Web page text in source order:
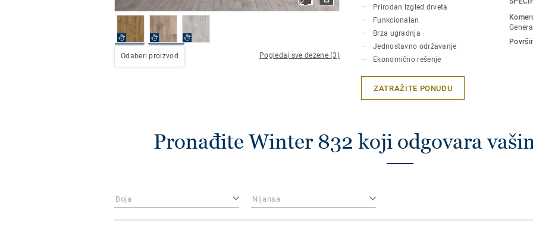
Odaberi proizvod Pogledaj sve dezene (3)
Prirodan izgled drveta
Funkcionalan
Brza ugradnja
Jednostavno održavanje
Ekonomično rešenje
ZATRAŽITE PONUDU
Pronađite Winter 832 koji odgovara
Boja Nijansa